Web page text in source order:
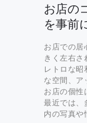
お店の
を事前
お店での居
きく左右さ
レトロな昭
な空間、ア
お店の個性
最近では、
内の写真や